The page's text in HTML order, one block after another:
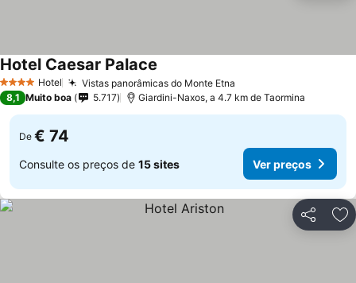
4 EstrelasHotel Vistas panorâmicas do Monte Etna
Hotel Caesar Palace
8,1 Muito boa 5.717 Giardini-Naxos, a 4.7 km de Taormina
De € 74
Consulte os preços de 15 sites Ver preços
Partilhar